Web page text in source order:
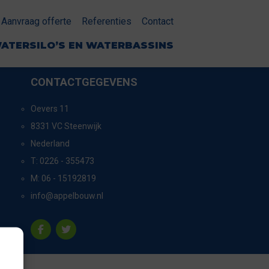
Aanvraag offerte Referenties Contact
EN WATERBASSINS
CONTACTGEGEVENS
Oevers 11
8331 VC Steenwijk
Nederland
T: 0226 - 355473
M: 06 - 15192819
info@appelbouw.nl